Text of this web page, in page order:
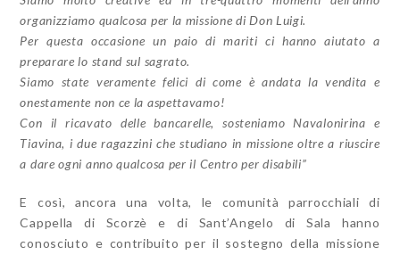
organizziamo qualcosa per la missione di Don Luigi.
Per questa occasione un paio di mariti ci hanno aiutato a
preparare lo stand sul sagrato.
Siamo state veramente felici di come è andata la vendita e
onestamente non ce la aspettavamo!
Con il ricavato delle bancarelle, sosteniamo Navalonirina e
Tiavina, i due ragazzini che studiano in missione oltre a riuscire
a dare ogni anno qualcosa per il Centro per disabili”
E così, ancora una volta, le comunità parrocchiali di
Cappella di Scorzè e di Sant’Angelo di Sala hanno
conosciuto e contribuito per il sostegno della missione